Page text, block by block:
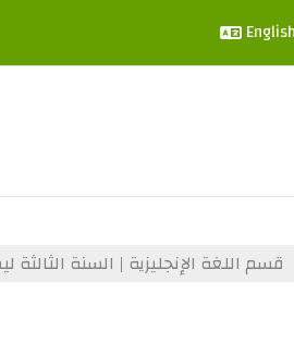
قسم اللغة الإنجليزية | السنة